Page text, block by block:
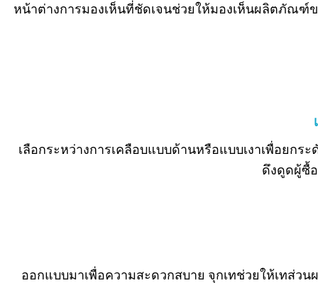
หน้าต่างการมองเห็นที่ชัดเจนช่วยให้มองเห็นผลิตภัณฑ์
เลือกระหว่างการเคลือบแบบด้านหรือแบบเงาเพื่อยก
ดึงดูดผู้ซื้
ออกแบบมาเพื่อความสะดวกสบาย จุกเทช่วยให้เทส่ว